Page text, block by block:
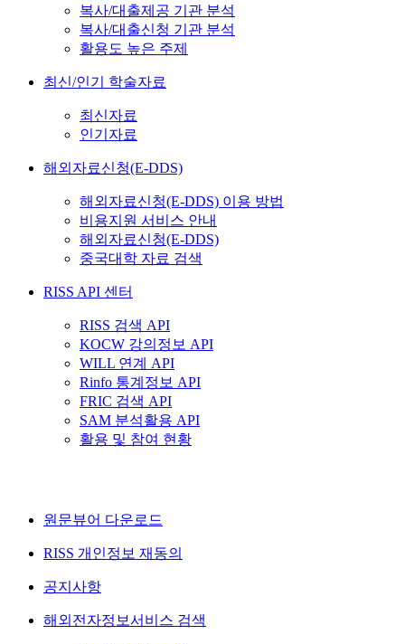
복사/대출제공 기관 분석
복사/대출신청 기관 분석
활용도 높은 주제
최신/인기 학술자료
최신자료
인기자료
해외자료신청(E-DDS)
해외자료신청(E-DDS) 이용 방법
비용지원 서비스 안내
해외자료신청(E-DDS)
중국대학 자료 검색
RISS API 센터
RISS 검색 API
KOCW 강의정보 API
WILL 연계 API
Rinfo 통계정보 API
FRIC 검색 API
SAM 분석활용 API
활용 및 참여 현황
원문뷰어 다운로드
RISS 개인정보 재동의
공지사항
해외전자정보서비스 검색